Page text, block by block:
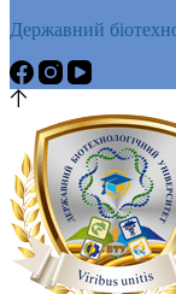
Державний